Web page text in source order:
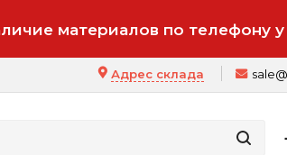
материалов по телефону
Адрес склада